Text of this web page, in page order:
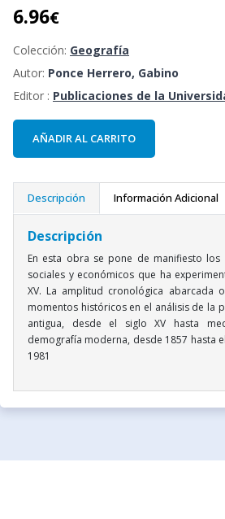
6.96€
Colección: Geografía
Autor: Ponce Herrero, Gabino
Editor : Publicaciones de la
AÑADIR AL CARRITO
Descripción Información Adicional
Descripción
En esta obra se pone de manifiesto los
sociales y económicos que ha
XV. La amplitud cronológica abarcada
momentos históricos en el análisis de la
antigua, desde el siglo XV hasta
demografía moderna, desde 1857 hasta
1981